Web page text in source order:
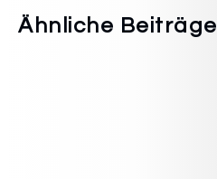
Ähnliche Beiträge